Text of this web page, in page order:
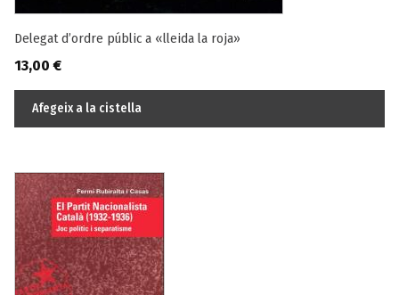
Delegat d’ordre públic a «lleida la roja»
13,00€
Afegeix a la cistella